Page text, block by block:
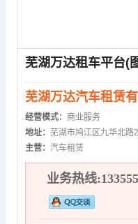
芜湖万达汽车租赁
经营模式： 商业服务
地址： 芜湖市鸠江区九华北路
主营： 汽车租赁
业务热线